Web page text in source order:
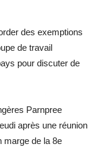
des exemptions
de travail
pour discuter de
Parnpree
après une réunion
marge de la 8e